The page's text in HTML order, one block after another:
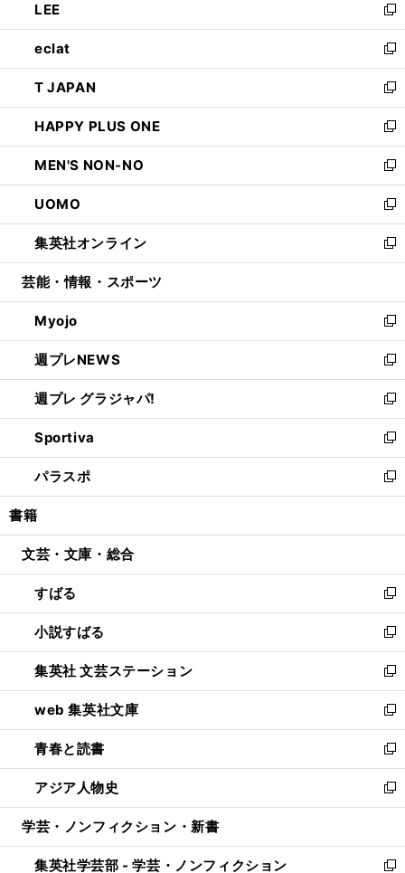
く
で
開
く
ド
ウ
で
開
く
ィ
ン
ド
ウ
で
開
く
い
ウ
ィ
ン
ド
ウ
で
開
く
LEE
新
し
い
ウ
ィ
ン
ド
ウ
で
開
く
eclat
新
し
い
ウ
ィ
ン
ド
ウ
で
開
く
T JAPAN
新
し
い
ウ
ィ
ン
ド
ウ
で
開
HAPPY PLUS ONE
新
し
い
ウ
ィ
ン
ド
ウ
開
く
MEN'S NON-NO
新
し
い
ウ
ィ
ン
ウ
で
開
く
UOMO
新
し
い
ウ
ン
ド
ウ
で
開
く
集英社オンライン
新
し
ウ
ィ
ン
ド
ウ
で
開
く
芸能・情報・スポーツ
Myojo
新
し
い
ウ
ィ
ン
ド
ウ
で
開
週プレNEWS
新
し
い
ウ
ィ
ン
ド
ウ
開
週プレ グラジャパ!
新
し
い
ウ
ィ
ン
ウ
開
く
Sportiva
新
し
い
ウ
ン
ウ
で
開
く
パラスポ
新
し
ウ
ン
ド
ウ
で
開
く
書籍
文芸・文庫・総合
すばる
新
し
い
ウ
ィ
ン
ド
ウ
で
開
く
小説すばる
新
し
い
ウ
ィ
ン
ド
ウ
で
開
集英社 文芸ステーション
新
し
い
ウ
ィ
ン
ド
ウ
開
く
web 集英社文庫
新
し
い
ウ
ィ
ン
ウ
で
青春と読書
新
し
い
ウ
ン
ド
アジア人物史
新
し
ウ
ィ
学芸・ノンフィクション・新書
集英社学芸部 - 学芸・ノンフィクション
新